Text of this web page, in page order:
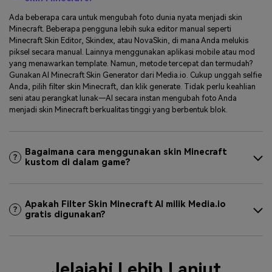
Ada beberapa cara untuk mengubah foto dunia nyata menjadi skin
Minecraft. Beberapa pengguna lebih suka editor manual seperti
Minecraft Skin Editor, Skindex, atau NovaSkin, di mana Anda melukis
piksel secara manual. Lainnya menggunakan aplikasi mobile atau mod
yang menawarkan template. Namun, metode tercepat dan termudah?
Gunakan AI Minecraft Skin Generator dari Media.io. Cukup unggah selfie
Anda, pilih filter skin Minecraft, dan klik generate. Tidak perlu keahlian
seni atau perangkat lunak—AI secara instan mengubah foto Anda
menjadi skin Minecraft berkualitas tinggi yang berbentuk blok.
Bagaimana cara menggunakan skin Minecraft
kustom di dalam game?
Apakah Filter Skin Minecraft AI milik Media.io
gratis digunakan?